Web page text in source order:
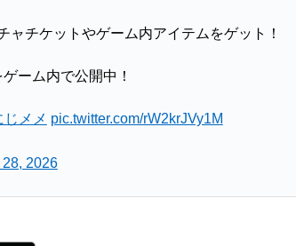
ャチケットやゲーム内アイテムをゲット！
ーム内で公開中！
じメメ pic.twitter.com/rW2krJVy1M
2026